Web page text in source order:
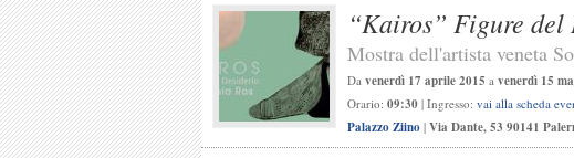
“Kairos” Figure
Mostra dell'artista veneta
Da venerdì 17 aprile 2015 a venerdì 15
Orario: 09:30 | Ingresso: vai alla scheda
Palazzo Ziino | Via Dante, 53 90141